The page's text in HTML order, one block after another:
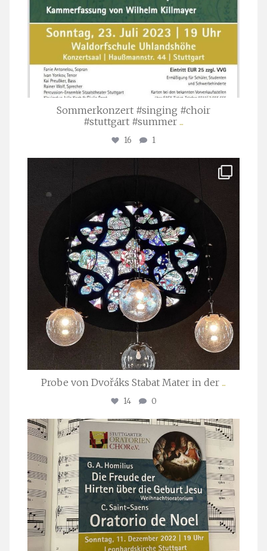
Sommerkonzert #singing #choir
#stuttgart #summer ...
16 1
Apr. 1
Probe von Dvořáks Stabat Mater in der ...
14 0
stuttgarter_oratorienchor
Nov. 29